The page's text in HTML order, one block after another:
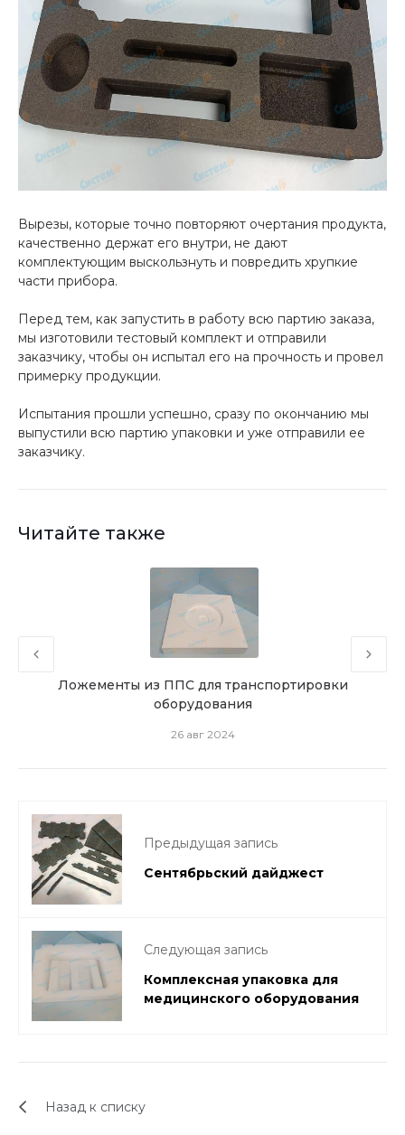
Вырезы, которые точно повторяют очертания продукта,
качественно держат его внутри, не дают
комплектующим выскользнуть и повредить хрупкие
части прибора.
Перед тем, как запустить в работу всю партию заказа,
мы изготовили тестовый комплект и отправили
заказчику, чтобы он испытал его на прочность и провел
примерку продукции.
Испытания прошли успешно, сразу по окончанию мы
выпустили всю партию упаковки и уже отправили ее
заказчику.
Читайте также
Ложементы из ППС для транспортировки
оборудования
26 авг 2024
Предыдущая запись
Сентябрьский дайджест
Следующая запись
Комплексная упаковка для
медицинского оборудования
Назад к списку